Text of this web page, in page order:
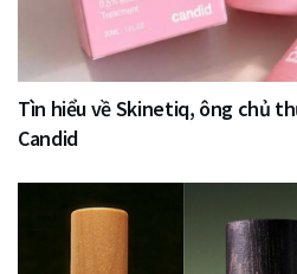
Tìn hiểu về Skinetiq, ông chủ
Candid